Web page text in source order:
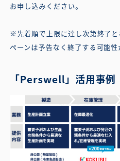
お申し込みください。
※先着順で上限に達し次第終了
ペーンは予告なく終了する可能性
「Perswell」活用事例